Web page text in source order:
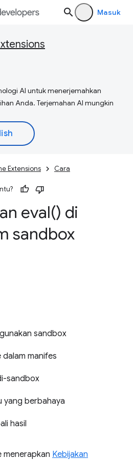
Masuk
AI untuk menerjemahkan
Anda. Terjemahan AI mungkin
Extensions Cara
eval() di
sandbox
sandbox
manifes
sandbox
yang berbahaya
hasil
menerapkan Kebijakan